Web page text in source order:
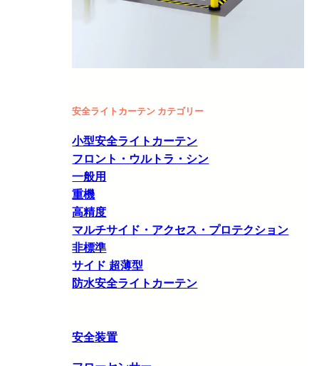
安全ライトカーテン カテゴリー
小型安全ライトカーテン
フロント・ウルトラ・シン
一般用
重機
高精度
マルチサイド・アクセス・プロテクション
非標準
サイド 超薄型
防水安全ライトカーテン
安全装置